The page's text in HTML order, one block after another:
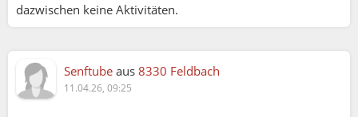
dazwischen keine Aktivitäten.
Senftube aus 8330 Feldbach
11.04.26, 09:25
Siegfried:
Gibt es in Linz eine Gruppe wo man mit einen
Elektro Rollstuhl mit machen kann
Siegfried:
Gibt es in Linz eine Gruppe wo man mit einen